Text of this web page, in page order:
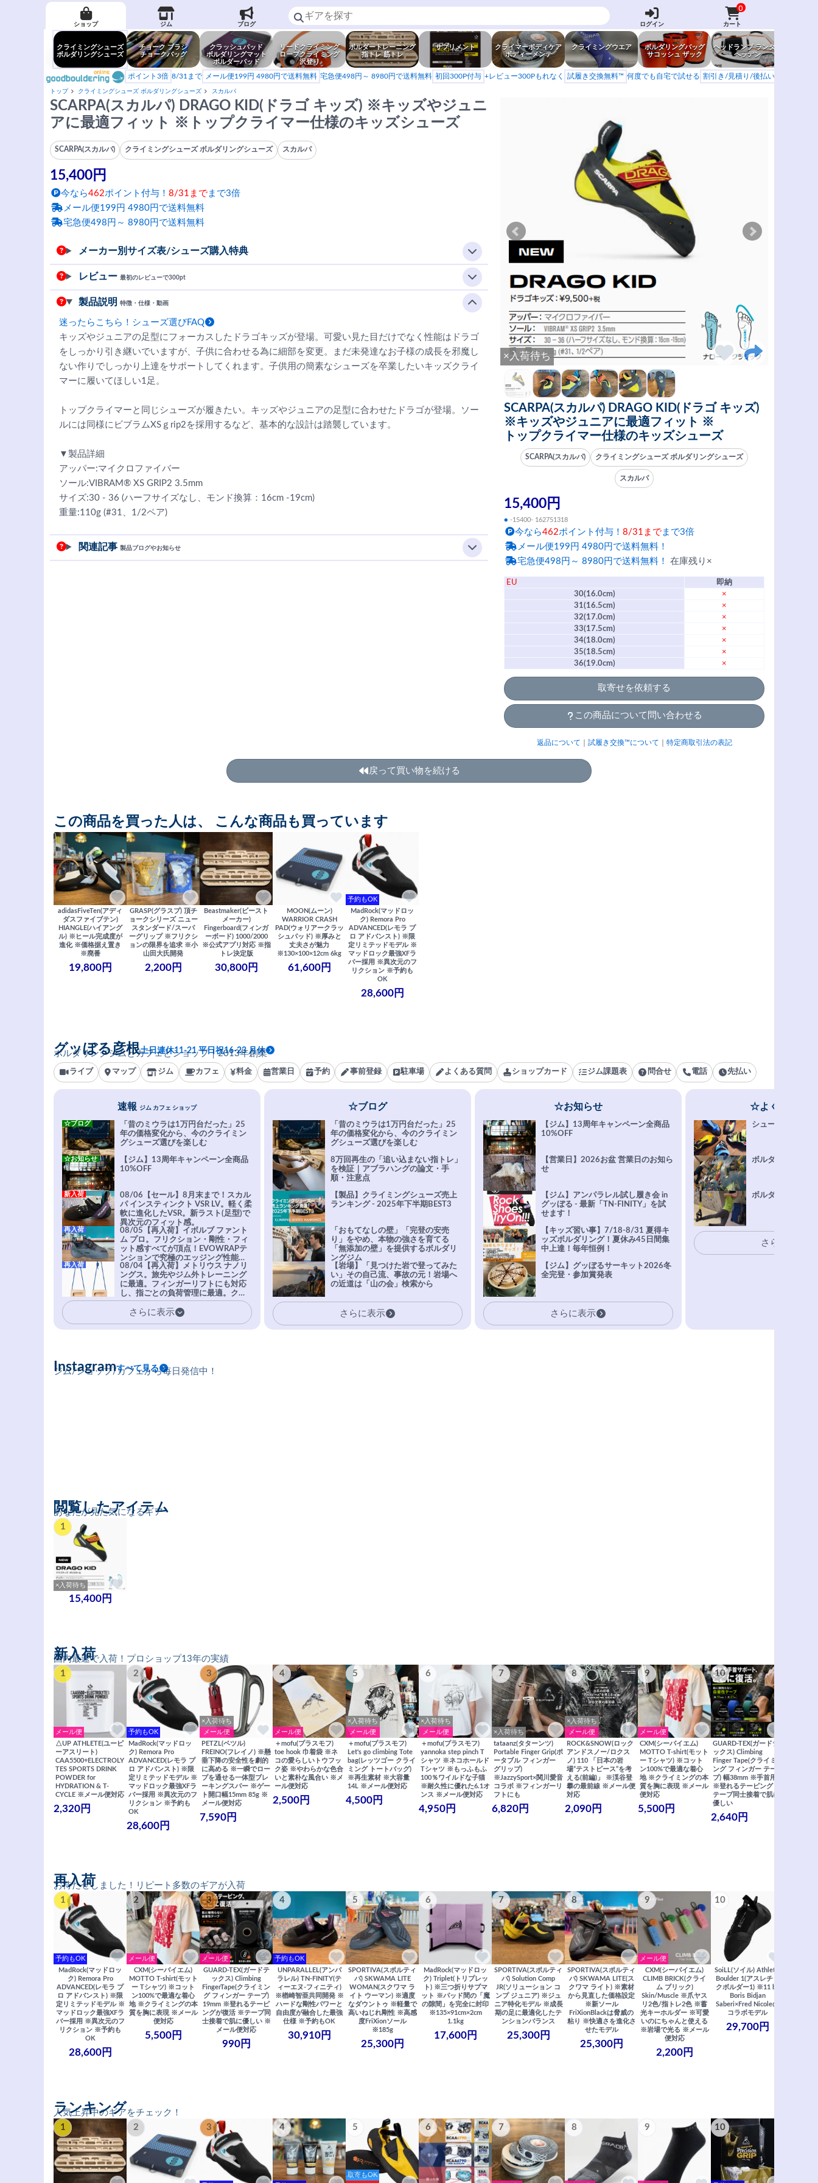
ショップ ジム ブログ ログイン
0
カート
クライミングシューズ
ボルダリングシューズ
チョーク ブラシ
チョークバッグ
クラッシュパッド
ボルダリングマット
ボルダーパッド
リードクライミング
ロープクライミング
沢登り
ボルダートレーニング
指トレ 筋トレ
サプリメント
クライマーボディケア
ボディーメンテ
クライミングウエア
ボルダリングバッグ
サコッシュ ザック
ヘッドランプ ランタン
ヘッデン
ポイント3倍 8/31まで メール便199円 4980円で送料無料 宅急便498円～ 8980円で送料無料 初回300P付与 +レビュー300Pもれなく 試履き交換無料™ 何度でも自宅で試せる 割引き/見積り/後払い
トップ クライミングシューズ ボルダリングシューズ スカルパ
×入荷待ち
SCARPA(スカルパ) DRAGO KID(ドラゴ キッズ)
※キッズやジュニアに最適フィット ※
トップクライマー仕様のキッズシューズ
SCARPA(スカルパ) クライミングシューズ ボルダリングシューズ
スカルパ
15,400円
● -15400- 162751318
今なら462ポイント付与！ 8/31まで まで3倍
メール便199円 4980円で送料無料！
宅急便498円～ 8980円で送料無料！ 在庫残り×
EU
即納
30(16.0cm)
×
31(16.5cm)
×
32(17.0cm)
×
33(17.5cm)
×
34(18.0cm)
×
35(18.5cm)
×
36(19.0cm)
×
取寄せを依頼する
この商品について問い合わせる
返品について 試履き交換™について 特定商取引法の表記
SCARPA(スカルパ) DRAGO KID(ドラゴ キッズ) ※キッズやジュニ
アに最適フィット ※トップクライマー仕様のキッズシューズ
SCARPA(スカルパ) クライミングシューズ ボルダリングシューズ スカルパ
15,400円
今なら462ポイント付与！ 8/31まで まで3倍
メール便199円 4980円で送料無料
宅急便498円～ 8980円で送料無料
メーカー別サイズ表/シューズ購入特典
レビュー 最初のレビューで300pt
製品説明 特徴・仕様・動画
迷ったらこちら！シューズ選びFAQ
キッズやジュニアの足型にフォーカスしたドラゴキッズが登場。可愛い見た目だけでなく性能はドラゴ
をしっかり引き継いでいますが、子供に合わせる為に細部を変更。まだ未発達なお子様の成長を邪魔し
ない作りでしっかり上達をサポートしてくれます。子供用の簡素なシューズを卒業したいキッズクライ
マーに履いてほしい1足。
トップクライマーと同じシューズが履きたい。キッズやジュニアの足型に合わせたドラゴが登場。ソー
ルには同様にビブラムXSｇrip2を採用するなど、基本的な設計は踏襲しています。
▼製品詳細
アッパー:マイクロファイバー
ソール:VIBRAM® XS GRIP2 3.5mm
サイズ:30 - 36 (ハーフサイズなし、モンド換算：16cm -19cm)
重量:110g (#31、1/2ペア)
関連記事 製品ブログやお知らせ
戻って買い物を続ける
この商品を買った人は、 こんな商品も買っています
adidasFiveTen(アディ
ダスファイブテン)
HIANGLE(ハイアング
ル) ※ヒール完成度が
進化 ※価格据え置き
※廃番
19,800円
GRASP(グラスプ) 頂チ
ョークシリーズ ニュー
スタンダード/スーパ
ーグリップ ※フリクシ
ョンの限界を追求 ※小
山田大氏開発
2,200円
Beastmaker(ビースト
メーカー)
Fingerboard(フィンガ
ーボード) 1000/2000
※公式アプリ対応 ※指
トレ決定版
30,800円
MOON(ムーン)
WARRIOR CRASH
PAD(ウォリアークラッ
シュパッド) ※厚みと
丈夫さが魅力
※130×100×12cm 6kg
61,600円
予約もOK
MadRock(マッドロッ
ク) Remora Pro
ADVANCED(レモラ プ
ロ アドバンスト) ※限
定リミテッドモデル ※
マッドロック最強XFラ
バー採用 ※異次元のフ
リクション ※予約も
OK
28,600円
ボルダリングジムとカフェとショップ｜2013年創業
グッぼる彦根土日連休11-21 平日祝16-23 月休
ライブ マップ ジム カフェ 料金 営業日 予約 事前登録 駐車場 よくある質問 ショップカード ジム課題表 問合せ 電話 先払い
速報 ジム カフェ ショップ
「昔のミウラは1万円台だった」25
年の価格変化から、今のクライミン
グシューズ選びを楽しむ
☆ブログ
【ジム】13周年キャンペーン全商品
10%OFF
☆お知らせ
08/06【セール】8月末まで！スカル
パ インスティンクト VSR LV。軽く柔
軟に進化したVSR。新ラスト(足型)で
異次元のフィット感。
新入荷
08/05【再入荷】イボルブ ファント
ム プロ。フリクション・剛性・フィ
ット感すべてが頂点！EVOWRAPテ
ンションで究極のエッジング性能を
実現。進化系ラバーEvo-74はTRAX
を凌駕する粘着力で極小ホールドに
安心感。
再入荷
08/04【再入荷】メトリウス ナノリ
ングス。旅先やジム外トレーニング
に最適。フィンガーリフトにも対応
し、指ごとの負荷管理に最適。クラ
イマーの指を本気で鍛えるギア。
再入荷
さらに表示
☆ブログ
「昔のミウラは1万円台だった」25
年の価格変化から、今のクライミン
グシューズ選びを楽しむ
8万回再生の「追い込まない指トレ」
を検証｜アブラハングの論文・手
順・注意点
【製品】クライミングシューズ売上
ランキング - 2025年下半期BEST3
「おもてなしの壁」「完登の安売
り」をやめ、本物の強さを育てる
「無添加の壁」を提供するボルダリ
ングジム
【岩場】「見つけた岩で登ってみた
い」その自己流、事故の元！岩場へ
の近道は「山の会」検索から
さらに表示
☆お知らせ
【ジム】13周年キャンペーン全商品
10%OFF
【営業日】2026お盆 営業日のお知ら
せ
【ジム】アンパラレル試し履き会 in
グッぼる - 最新「TN-FINITY」を試
せます！
【キッズ習い事】7/18-8/31 夏得キ
ッズボルダリング！夏休み45日間集
中上達！毎年恒例！
【ジム】グッぼるサーキット2026冬
全完登・参加賞発表
さらに表示
☆よくある質
シューズ選びFAQ
ボルダリング上達
ボルダリングトレ
さらに表示
ジム/ショップ/カフェから毎日発信中！
Instagramすべて見る
あなたが見た気になるギア
閲覧したアイテム
1
×入荷待ち
15,400円
国内最速で入荷！プロショップ13年の実績
新入荷
1
メール便
△UP ATHLETE(ユーピ
ーアスリート)
CAA5500+ELECTROLY
TES SPORTS DRINK
POWDER for
HYDRATION & T-
CYCLE ※メール便対応
2,320円
2
予約もOK
MadRock(マッドロッ
ク) Remora Pro
ADVANCED(レモラ プ
ロ アドバンスト) ※限
定リミテッドモデル ※
マッドロック最強XFラ
バー採用 ※異次元のフ
リクション ※予約も
OK
28,600円
3
×入荷待ち
メール便
PETZL(ペツル)
FREINO(フレイノ) ※懸
垂下降の安全性を劇的
に高める ※一瞬でロー
プを通せる一体型ブレ
ーキングスパー ※ゲー
ト開口幅15mm 85g ※
メール便対応
7,590円
4
メール便
＋mofu(プラスモフ)
toe hook 巾着袋 ※ネ
コの愛らしいトウフッ
ク姿 ※やわらかな色合
いと素朴な風合い ※メ
ール便対応
2,500円
5
×入荷待ち
メール便
＋mofu(プラスモフ)
Let's go climbing Tote
bag(レッツゴー クライ
ミング トートバッグ)
※再生素材 ※大容量
14L ※メール便対応
4,500円
6
×入荷待ち
メール便
＋mofu(プラスモフ)
yannoka step pinch T
シャツ ※ネコホールド
Tシャツ ※もっふもふ
100％ワイルドな子猫
※耐久性に優れた6.1オ
ンス ※メール便対応
4,950円
7
×入荷待ち
tataanz(タターンツ)
Portable Finger Grip(ポ
ータブル フィンガー
グリップ)
※JazzySport×関川愛音
コラボ ※フィンガーリ
フトにも
6,820円
8
×入荷待ち
メール便
ROCK&SNOW(ロック
アンドスノー/ロクス
ノ) 110 「日本の岩
場“テストピース”を考
える(前編)」 ※渓谷登
攀の最前線 ※メール便
対応
2,090円
9
メール便
CXM(シーバイエム)
MOTTO T-shirt(モット
ー Tシャツ) ※コット
ン100%で最適な着心
地 ※クライミングの本
質を胸に表現 ※メール
便対応
5,500円
10
GUARD-TEX(ガードテ
ックス) Climbing
Finger Tape(クライミ
ング フィンガー テー
プ) 幅38mm ※手首用
※登れるテーピング ※
テープ同士接着で肌に
優しい
2,640円
お待たせしました！リピート多数のギアが入荷
再入荷
1
予約もOK
MadRock(マッドロッ
ク) Remora Pro
ADVANCED(レモラ プ
ロ アドバンスト) ※限
定リミテッドモデル ※
マッドロック最強XFラ
バー採用 ※異次元のフ
リクション ※予約も
OK
28,600円
2
メール便
CXM(シーバイエム)
MOTTO T-shirt(モット
ー Tシャツ) ※コット
ン100%で最適な着心
地 ※クライミングの本
質を胸に表現 ※メール
便対応
5,500円
3
メール便
GUARD-TEX(ガードテ
ックス) Climbing
FingerTape(クライミン
グ フィンガー テープ)
19mm ※登れるテーピ
ングが復活 ※テープ同
士接着で肌に優しい ※
メール便対応
990円
4
予約もOK
UNPARALLEL(アンパ
ラレル) TN-FINITY(テ
ィーエヌ-フィニティ)
※楢崎智亜共同開発 ※
ハードな剛性パワーと
自由度が融合した最強
仕様 ※予約もOK
30,910円
5
SPORTIVA(スポルティ
バ) SKWAMA LITE
WOMAN(スクワマ ラ
イト ウーマン) ※適度
なダウントゥ ※軽量で
高いねじれ剛性 ※高感
度FriXionソール
※185g
25,300円
6
MadRock(マッドロッ
ク) Triplet(トリプレッ
ト) ※三つ折りサブマ
ット ※パッド間の「魔
の隙間」を完全に封印
※135×91cm×2cm
1.1kg
17,600円
7
SPORTIVA(スポルティ
バ) Solution Comp
JR(ソリューション コ
ンプ ジュニア) ※ジュ
ニア特化モデル ※成長
期の足に最適化したテ
ンションバランス
25,300円
8
SPORTIVA(スポルティ
バ) SKWAMA LITE(ス
クワマ ライト) ※素材
から見直した価格設定
※新ソール
FriXionBlackは脅威の
粘り ※快適さを進化さ
せたモデル
25,300円
9
メール便
CXM(シーバイエム)
CLIMB BRICK(クライ
ム ブリック)
Skin/Muscle ※爪ヤス
リ2色/指トレ2色 ※蓄
光キーホルダー ※可愛
いのにちゃんと使える
※岩場で光る ※メール
便対応
2,200円
10
SoiLL(ソイル) Athletic
Boulder 1(アスレチッ
クボルダー1) ※11 by
Boris Bidjan
Saberi×Fred Nicoleの
コラボモデル
29,700円
人気上昇中のギアをチェック！
ランキング
1 2 3 4 5
取寄もOK
6 7 8 9 10